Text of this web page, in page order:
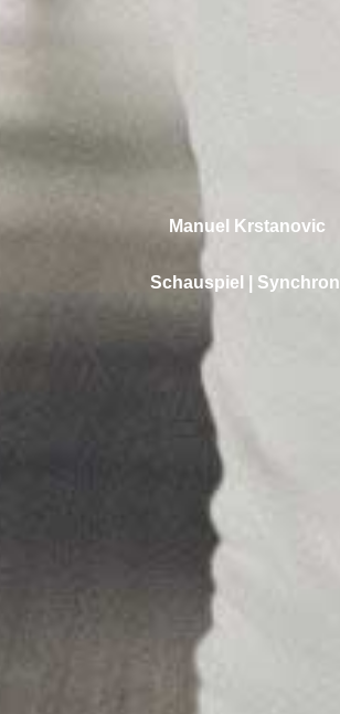
Manuel Krstanovic
Schauspiel | Synchron